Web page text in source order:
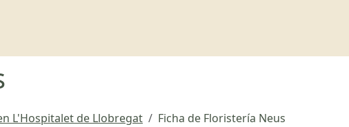
L'Hospitalet de Llobregat Ficha de Floristería Neus